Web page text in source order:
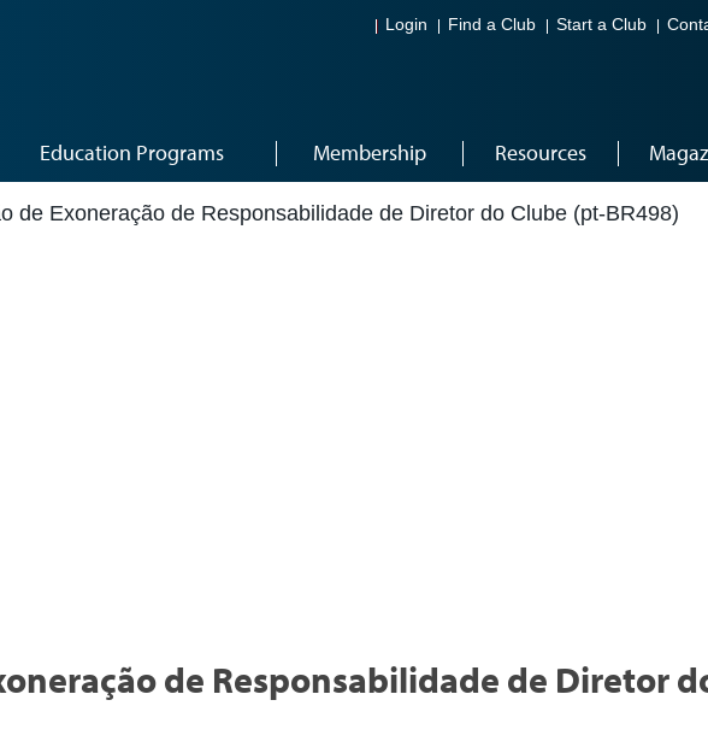
Login Find a Club Start a Club
Education Programs Membership Resources
de Exoneração de Responsabilidade de Diretor do Clube (pt-BR498)
de Responsabilidade de Diretor